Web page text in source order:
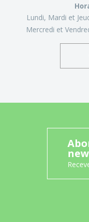
Lundi, Mardi et
Mercredi et